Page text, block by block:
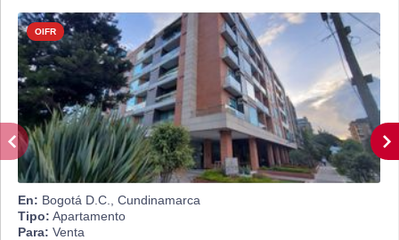
OIFR
En: Bogotá D.C., Cundinamarca
Tipo: Apartamento
Para: Venta